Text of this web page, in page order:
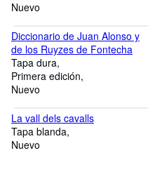
Nuevo
Diccionario de Juan Alonso y
de los Ruyzes de Fontecha
Tapa dura
Primera edición
Nuevo
La vall dels cavalls
Tapa blanda
Nuevo